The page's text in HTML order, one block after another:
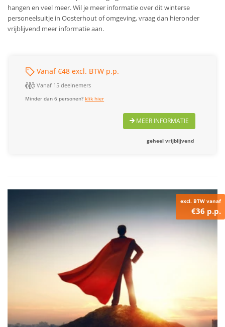
hangen en veel meer. Wil je meer informatie over dit winterse
personeelsuitje in Oosterhout of omgeving, vraag dan hieronder
vrijblijvend meer informatie aan.
Vanaf €48 excl. BTW p.p.
Vanaf 15 deelnemers
Minder dan 6 personen?klik hier
MEER INFORMATIE
geheel vrijblijvend
excl. BTW vanaf
€36 p.p.